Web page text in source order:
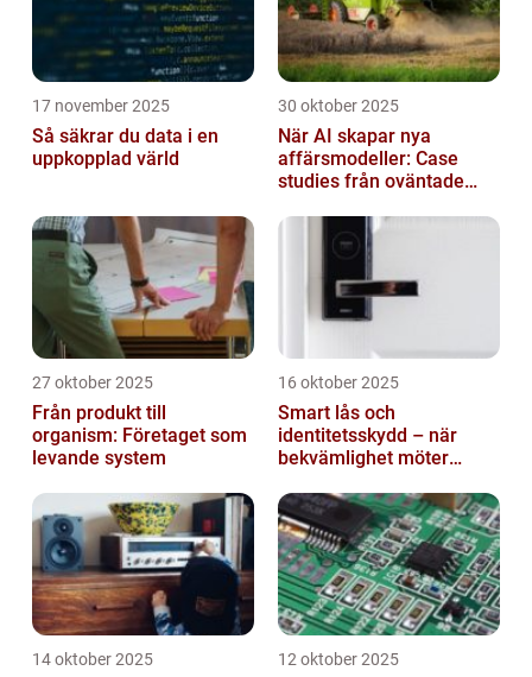
17 november 2025
Så säkrar du data i en
uppkopplad värld
30 oktober 2025
När AI skapar nya
affärsmodeller: Case
studies från oväntade
27 oktober 2025
Från produkt till
organism: Företaget som
levande system
16 oktober 2025
Smart lås och
identitetsskydd – när
bekvämlighet möter
14 oktober 2025 12 oktober 2025